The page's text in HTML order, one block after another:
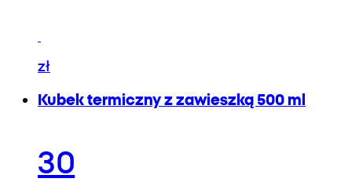
zł
Kubek termiczny z zawieszką 500 ml
30